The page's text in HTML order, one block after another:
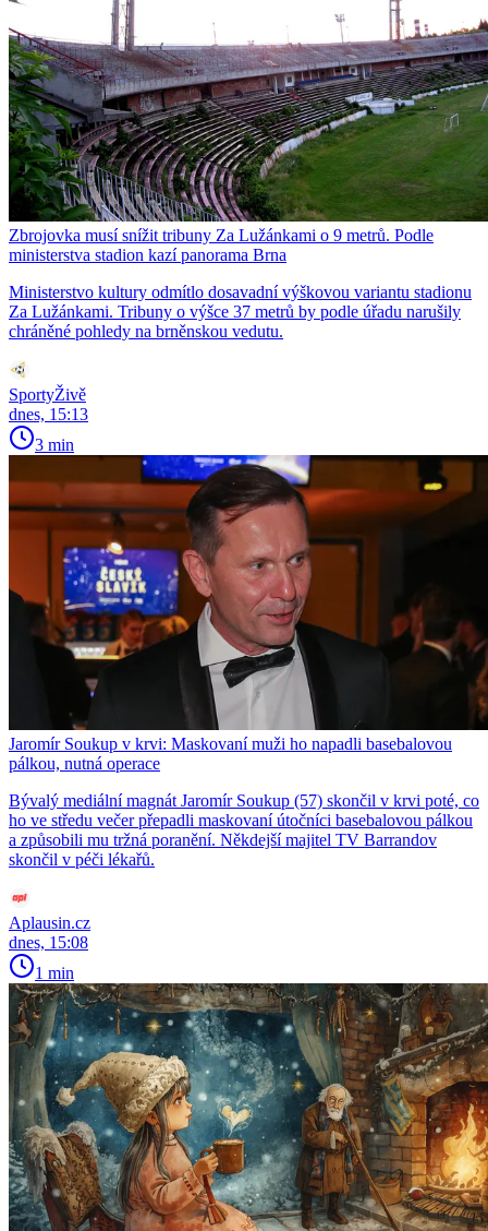
Zbrojovka musí snížit tribuny Za Lužánkami o 9 metrů. Podle
ministerstva stadion kazí panorama Brna
Ministerstvo kultury odmítlo dosavadní výškovou variantu stadionu
Za Lužánkami. Tribuny o výšce 37 metrů by podle úřadu narušily
chráněné pohledy na brněnskou vedutu.
SportyŽivě
dnes, 15:13
3 min
Jaromír Soukup v krvi: Maskovaní muži ho napadli basebalovou
pálkou, nutná operace
Bývalý mediální magnát Jaromír Soukup (57) skončil v krvi poté, co
ho ve středu večer přepadli maskovaní útočníci basebalovou pálkou
a způsobili mu tržná poranění. Někdejší majitel TV Barrandov
skončil v péči lékařů.
Aplausin.cz
dnes, 15:08
1 min